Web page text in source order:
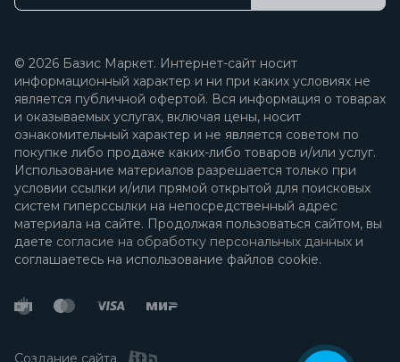
© 2026 Базис Маркет. Интернет-сайт носит
информационный характер и ни при каких условиях не
является публичной офертой. Вся информация о товарах
и оказываемых услугах, включая цены, носит
ознакомительный характер и не является советом по
покупке либо продаже каких-либо товаров и/или услуг.
Использование материалов разрешается только при
условии ссылки и/или прямой открытой для поисковых
систем гиперссылки на непосредственный адрес
материала на сайте. Продолжая пользоваться сайтом, вы
даете согласие на обработку персональных данных и
соглашаетесь на использование файлов cookie.
Создание сайта